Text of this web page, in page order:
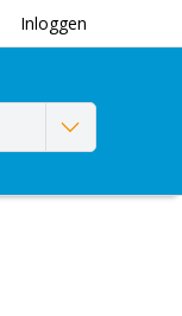
Inloggen